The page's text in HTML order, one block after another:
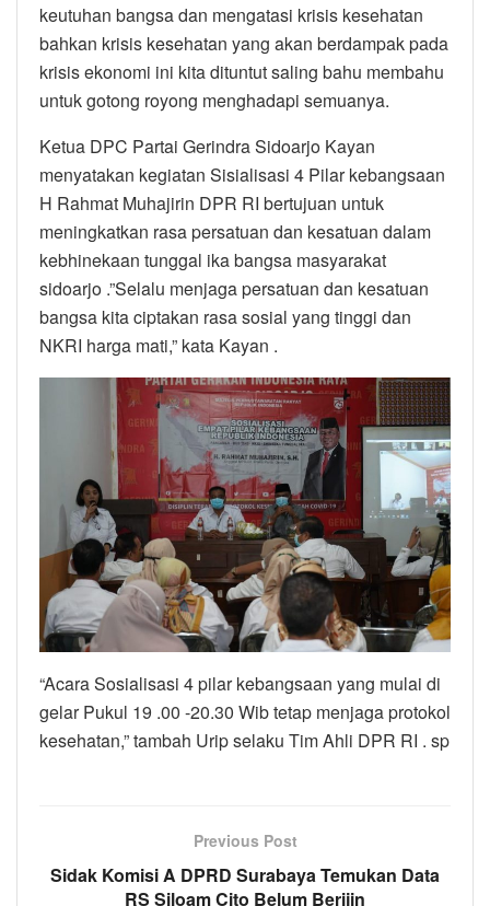
keutuhan bangsa dan mengatasi krisis kesehatan
bahkan krisis kesehatan yang akan berdampak pada
krisis ekonomi ini kita dituntut saling bahu membahu
untuk gotong royong menghadapi semuanya.
Ketua DPC Partai Gerindra Sidoarjo Kayan
menyatakan kegiatan Sisialisasi 4 Pilar kebangsaan
H Rahmat Muhajirin DPR RI bertujuan untuk
meningkatkan rasa persatuan dan kesatuan dalam
kebhinekaan tunggal ika bangsa masyarakat
sidoarjo .”Selalu menjaga persatuan dan kesatuan
bangsa kita ciptakan rasa sosial yang tinggi dan
NKRI harga mati,” kata Kayan .
“Acara Sosialisasi 4 pilar kebangsaan yang mulai di
gelar Pukul 19 .00 -20.30 Wib tetap menjaga protokol
kesehatan,” tambah Urip selaku Tim Ahli DPR RI . sp
Previous Post
Sidak Komisi A DPRD Surabaya Temukan Data
RS Siloam Cito Belum Berijin